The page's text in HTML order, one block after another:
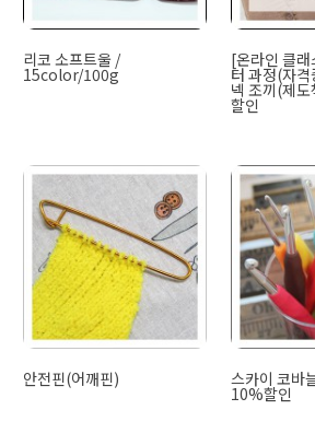
리코 소프트울 /
15color/100g
[온라인 클
터 과정(자
넥 조끼(제
할인
안전핀(어깨핀) 스카이 코바
10%할인